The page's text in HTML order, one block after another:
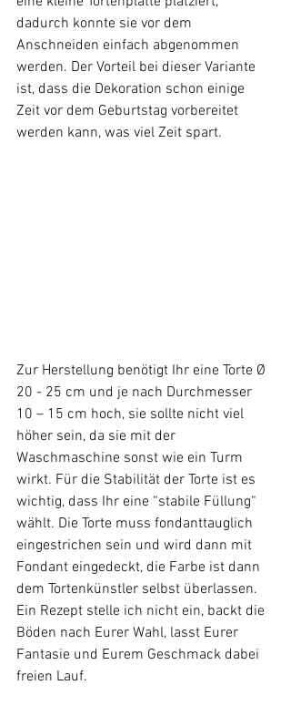
dadurch konnte sie vor dem
Anschneiden einfach abgenommen
werden. Der Vorteil bei dieser Variante
ist, dass die Dekoration schon einige
Zeit vor dem Geburtstag vorbereitet
werden kann, was viel Zeit spart.
Zur Herstellung benötigt Ihr eine Torte Ø
20 - 25 cm und je nach Durchmesser
10 – 15 cm hoch, sie sollte nicht viel
höher sein, da sie mit der
Waschmaschine sonst wie ein Turm
wirkt. Für die Stabilität der Torte ist es
wichtig, dass Ihr eine “stabile Füllung“
wählt. Die Torte muss fondanttauglich
eingestrichen sein und wird dann mit
Fondant eingedeckt, die Farbe ist dann
dem Tortenkünstler selbst überlassen.
Ein Rezept stelle ich nicht ein, backt die
Böden nach Eurer Wahl, lasst Eurer
Fantasie und Eurem Geschmack dabei
freien Lauf.